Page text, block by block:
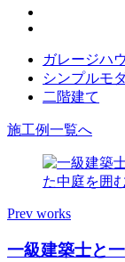
ガレージハ
シンプルモ
二階建て
施工例一覧へ
Prev works
一級建築士と